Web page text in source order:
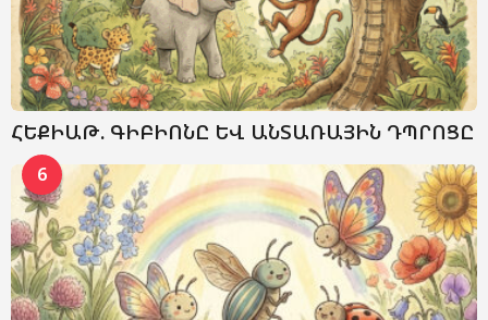
ՀԵՔԻԱԹ. ԳԻԲԻՈՆԸ ԵՎ ԱՆՏԱՌԱՅԻՆ ԴՊՐՈՑԸ
6